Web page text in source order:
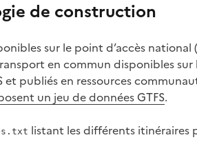
de construction
sur le point d’accès
en commun disponibles
et publiés en ressources
un jeu de données GTFS.
listant les différents